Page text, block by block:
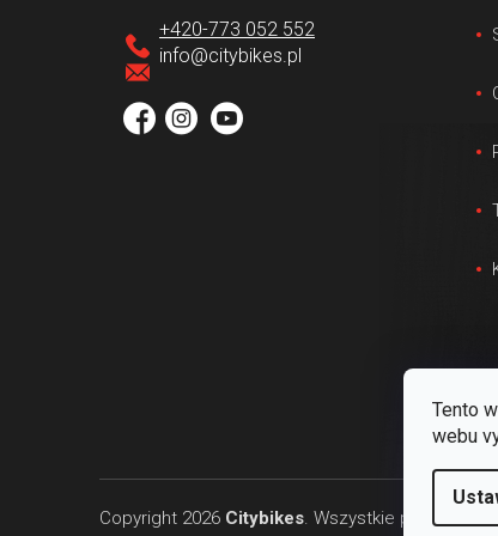
Tento
webu
info@citybikes.pl
+420-773 052 552
Copyright 2026 Citybikes. Wszystkie prawa